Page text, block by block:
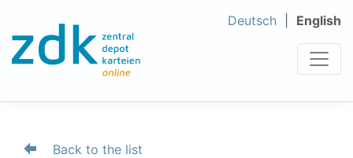
Deutsch English
Back to the list